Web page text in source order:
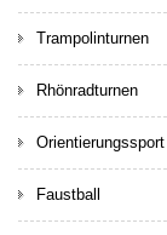
Trampolinturnen
Rhönradturnen
Orientierungssport
Faustball